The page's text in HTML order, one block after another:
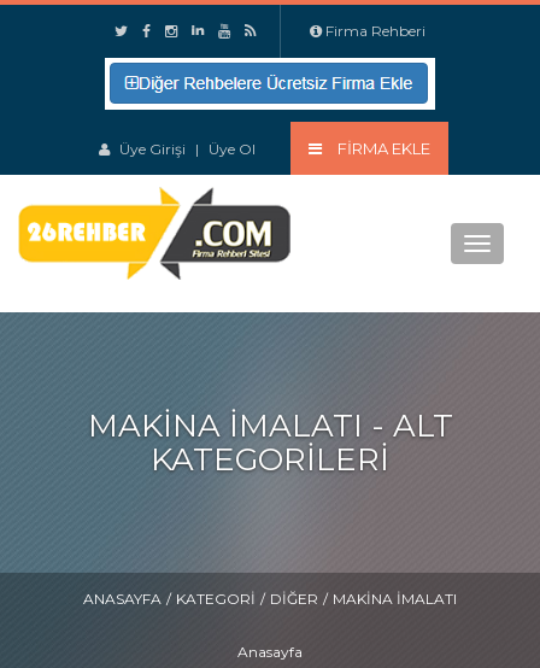
Firma Rehberi
Üye Girişi | Üye Ol FIRMA EKLE
Menu
MAKINA İMALATI - ALT
KATEGORILERI
ANASAYFA / KATEGORI / DIĞER / MAKINA İMALATI
Anasayfa